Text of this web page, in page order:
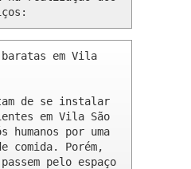
em Vila
de se instalar
em Vila São
humanos por uma
comida. Porém,
pelo espaço